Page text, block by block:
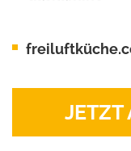
JETZT